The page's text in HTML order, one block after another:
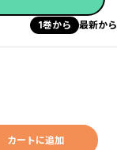
1巻から 最新から
カートに追加